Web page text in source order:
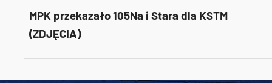
MPK przekazało 105Na i Stara dla KSTM
(ZDJĘCIA)